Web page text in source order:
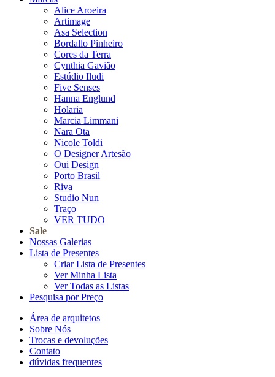
Alice Aroeira
Artimage
Asa Selection
Bordallo Pinheiro
Cores da Terra
Cynthia Gavião
Estúdio Iludi
Five Senses
Hanna Englund
Holaria
Marcia Limmani
Nara Ota
Nicole Toldi
O Designer Artesão
Oui Design
Porto Brasil
Riva
Studio Nun
Traço
VER TUDO
Sale
Nossas Galerias
Lista de Presentes
Criar Lista de Presentes
Ver Minha Lista
Ver Todas as Listas
Pesquisa por Preço
Área de arquitetos
Sobre Nós
Trocas e devoluções
Contato
dúvidas frequentes